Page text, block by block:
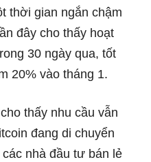
thời gian ngắn chậm
đây cho thấy hoạt
30 ngày qua, tốt
20% vào tháng 1.
thấy nhu cầu vẫn
đang di chuyển
nhà đầu tư bán lẻ